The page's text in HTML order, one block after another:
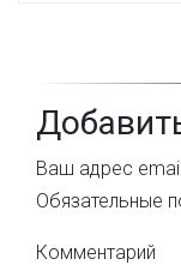
Ваш адрес
Обязательные
Комментарий